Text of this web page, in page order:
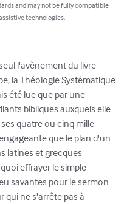
and may not be fully compatible
technologies.
l'avènement du livre
la Théologie Systématique
été lue que par une
bibliques auxquels elle
quatre ou cinq mille
que le plan d'un
latines et grecques
effrayer le simple
savantes pour le sermon
qui ne s'arrête pas à